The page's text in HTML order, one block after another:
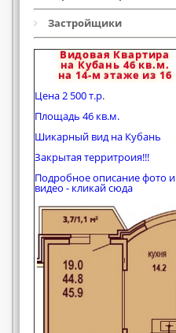
Застройщики
Видовая Квартира
на Кубань 46 кв.м.
на 14-м этаже из 16
Цена 2 500 т.р.
Площадь 46 кв.м.
Шикарный вид на Кубань
Закрытая территроия!!!
Подробное описание фото и
видео - кликай сюда